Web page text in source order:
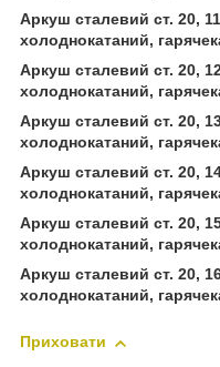
Аркуш сталевий ст. 20,
холоднокатаний,
Аркуш сталевий ст. 20,
холоднокатаний,
Аркуш сталевий ст. 20,
холоднокатаний,
Аркуш сталевий ст. 20,
холоднокатаний,
Аркуш сталевий ст. 20,
холоднокатаний,
Аркуш сталевий ст. 20,
холоднокатаний,
Приховати